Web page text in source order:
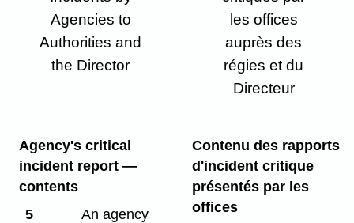
Agencies to
Authorities and
the Director
les offices
auprès des
régies et du
Directeur
Agency's critical
incident report —
contents
5
An agency
Contenu des rapports
d'incident critique
présentés par les
offices